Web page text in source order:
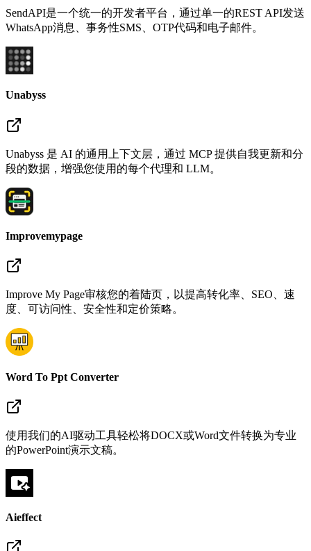
SendAPI是一个统一的开发者平台，通过单一的REST API发送
WhatsApp消息、事务性SMS、OTP代码和电子邮件。
Unabyss
Unabyss 是 AI 的通用上下文层，通过 MCP 提供自我更新和分
段的数据，增强您使用的每个代理和 LLM。
Improvemypage
Improve My Page审核您的着陆页，以提高转化率、SEO、速
度、可访问性、安全性和定价策略。
Word To Ppt Converter
使用我们的AI驱动工具轻松将DOCX或Word文件转换为专业
的PowerPoint演示文稿。
Aieffect